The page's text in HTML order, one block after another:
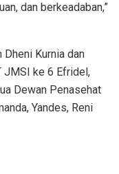
dan berkeadaban,”
Dheni Kurnia dan
JMSI ke 6 Efridel,
Dewan Penasehat
Yandes, Reni